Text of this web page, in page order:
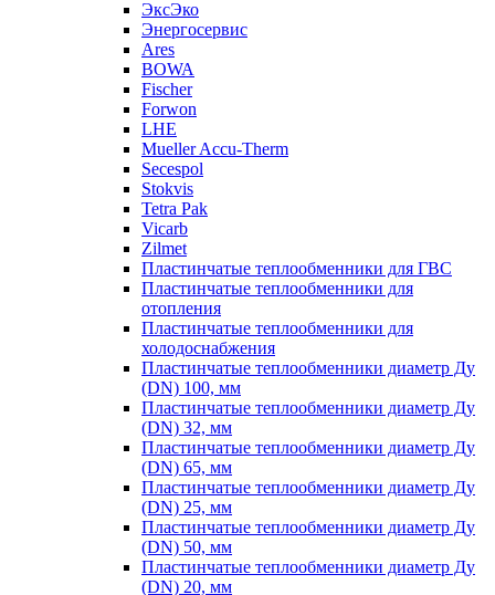
ЭксЭко
Энергосервис
Ares
BOWA
Fischer
Forwon
LHE
Mueller Accu-Therm
Secespol
Stokvis
Tetra Pak
Vicarb
Zilmet
Пластинчатые теплообменники для ГВС
Пластинчатые теплообменники для
отопления
Пластинчатые теплообменники для
холодоснабжения
Пластинчатые теплообменники диаметр Ду
(DN) 100, мм
Пластинчатые теплообменники диаметр Ду
(DN) 32, мм
Пластинчатые теплообменники диаметр Ду
(DN) 65, мм
Пластинчатые теплообменники диаметр Ду
(DN) 25, мм
Пластинчатые теплообменники диаметр Ду
(DN) 50, мм
Пластинчатые теплообменники диаметр Ду
(DN) 20, мм